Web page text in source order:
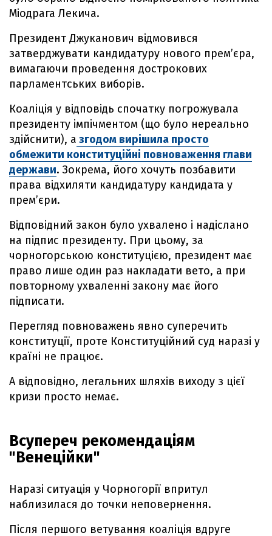
Міодрага Лекича.
Президент Джуканович відмовився
затверджувати кандидатуру нового прем’єра,
вимагаючи проведення дострокових
парламентських виборів.
Коаліція у відповідь спочатку погрожувала
президенту імпічментом (що було нереально
здійснити), а згодом вирішила просто
обмежити конституційні повноваження глави
держави. Зокрема, його хочуть позбавити
права відхиляти кандидатуру кандидата у
прем’єри.
Відповідний закон було ухвалено і надіслано
на підпис президенту. При цьому, за
чорногорською конституцією, президент має
право лише один раз накладати вето, а при
повторному ухваленні закону має його
підписати.
Перегляд повноважень явно суперечить
конституції, проте Конституційний суд наразі у
країні не працює.
А відповідно, легальних шляхів виходу з цієї
кризи просто немає.
Всупереч рекомендаціям
"Венеційки"
Наразі ситуація у Чорногорії впритул
наблизилася до точки неповернення.
Після першого ветування коаліція вдруге